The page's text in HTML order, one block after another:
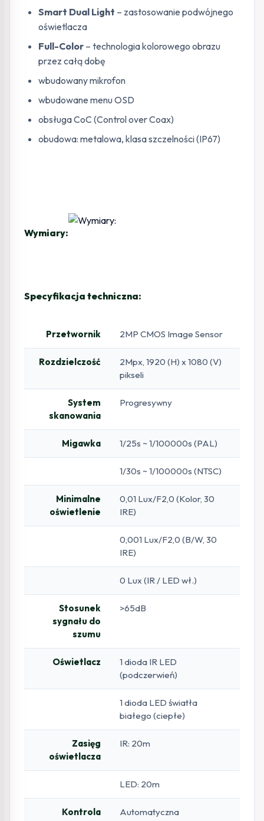
Smart Dual Light – zastosowanie podwójnego
oświetlacza
Full-Color – technologia kolorowego obrazu
przez całą dobę
wbudowany mikrofon
wbudowane menu OSD
obsługa CoC (Control over Coax)
obudowa: metalowa, klasa szczelności (IP67)
Wymiary:
Specyfikacja techniczna:
Przetwornik 2MP CMOS Image Sensor
Rozdzielczość
2Mpx, 1920 (H) x 1080 (V)
pikseli
System
skanowania
Progresywny
Migawka 1/25s ~ 1/100000s (PAL)
1/30s ~ 1/100000s (NTSC)
Minimalne
oświetlenie
0,01 Lux/F2,0 (Kolor, 30
IRE)
0,001 Lux/F2,0 (B/W, 30
IRE)
0 Lux (IR / LED wł.)
Stosunek
sygnału do
szumu
>65dB
Oświetlacz
1 dioda IR LED
(podczerwień)
1 dioda LED światła
białego (ciepłe)
Zasięg
oświetlacza
IR: 20m
LED: 20m
Kontrola
Automatyczna